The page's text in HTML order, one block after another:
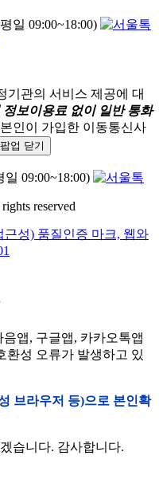
일 09:00~18:00)
기관의 서비스 제공에 대
정보이용료 없이 일반 통화
인이 가입한 이동통신사
업 닫기
일 09:00~18:00)
reserved
앱, 구글앱, 카카오톡앱
환성 오류가 발생하고 있
브라우저 등)으로 본인확
습니다. 감사합니다.